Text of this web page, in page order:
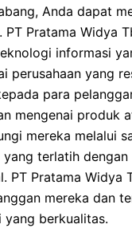
Anda dapat
Pratama Widya
informasi
perusahaan yang
para
mengenai produk
mereka melalui
terlatih
PT Pratama Widya
mereka dan
berkualitas.